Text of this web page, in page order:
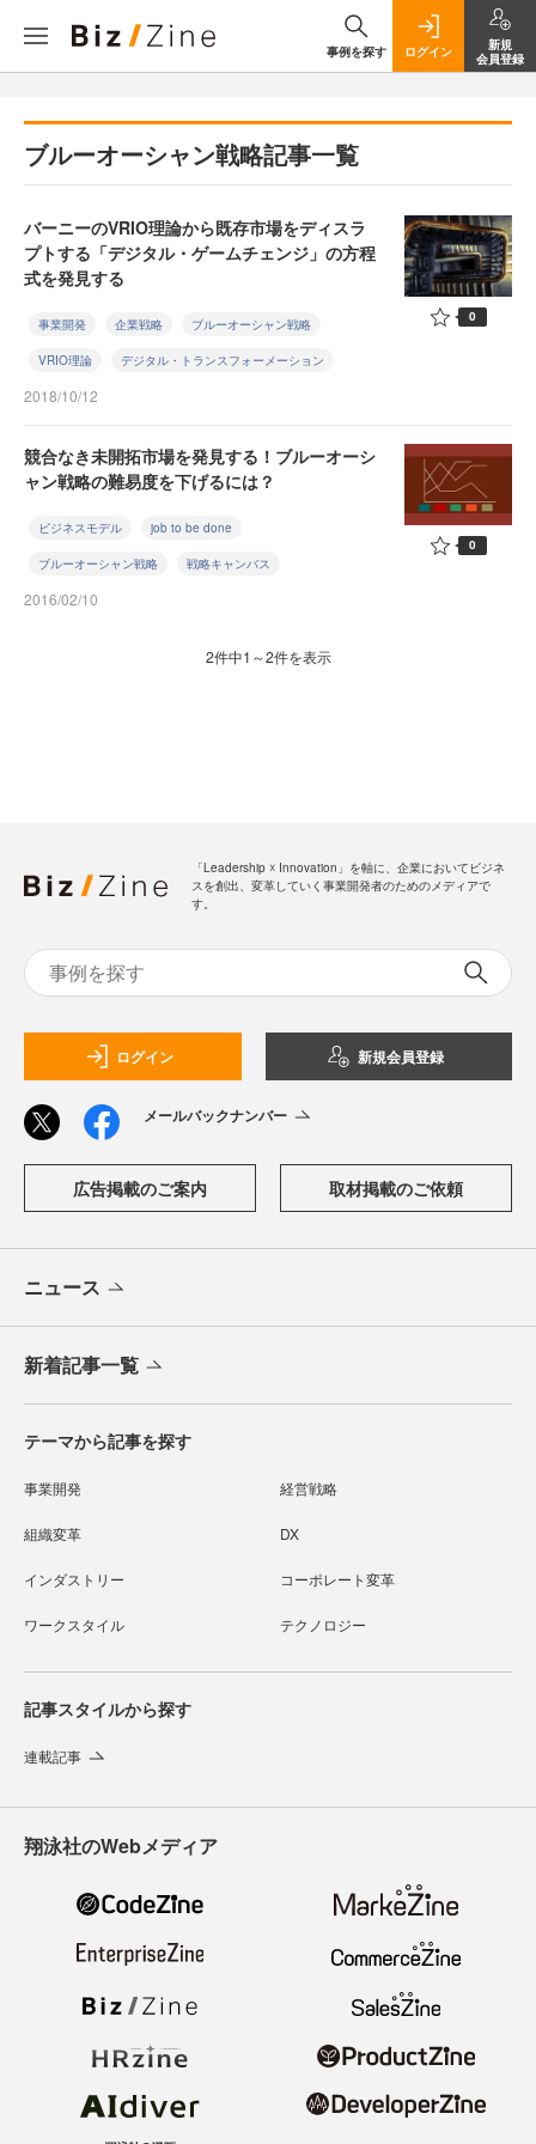
事例を探す ログイン
新規
会員登録
ブルーオーシャン戦略記事一覧
バーニーのVRIO理論から既存市場をディスラ
プトする「デジタル・ゲームチェンジ」の方程
式を発見する
事業開発 企業戦略 ブルーオーシャン戦略
VRIO理論 デジタル・トランスフォーメーション
2018/10/12
0
競合なき未開拓市場を発見する！ブルーオーシ
ャン戦略の難易度を下げるには？
ビジネスモデル job to be done
ブルーオーシャン戦略 戦略キャンバス
2016/02/10
0
2件中1～2件を表示
「Leadership ☓ Innovation」を軸に、企業においてビジネ
スを創出、変革していく事業開発者のためのメディアで
す。
ログイン 新規会員登録
メールバックナンバー
広告掲載のご案内 取材掲載のご依頼
ニュース
新着記事一覧
テーマから記事を探す
事業開発 経営戦略
組織変革 DX
インダストリー コーポレート変革
ワークスタイル テクノロジー
記事スタイルから探す
連載記事
翔泳社のWebメディア